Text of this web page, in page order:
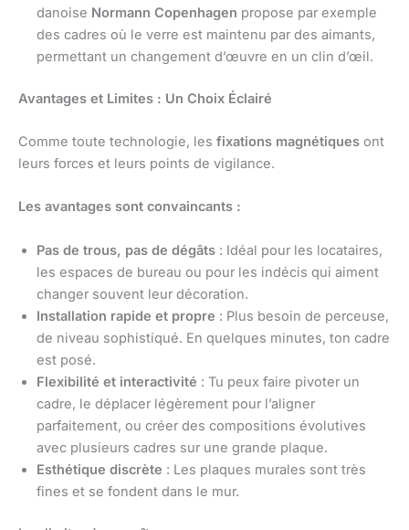
danoise Normann Copenhagen propose par exemple
des cadres où le verre est maintenu par des aimants,
permettant un changement d’œuvre en un clin d’œil.
Avantages et Limites : Un Choix Éclairé
Comme toute technologie, les fixations magnétiques ont
leurs forces et leurs points de vigilance.
Les avantages sont convaincants :
Pas de trous, pas de dégâts : Idéal pour les locataires,
les espaces de bureau ou pour les indécis qui aiment
changer souvent leur décoration.
Installation rapide et propre : Plus besoin de perceuse,
de niveau sophistiqué. En quelques minutes, ton cadre
est posé.
Flexibilité et interactivité : Tu peux faire pivoter un
cadre, le déplacer légèrement pour l’aligner
parfaitement, ou créer des compositions évolutives
avec plusieurs cadres sur une grande plaque.
Esthétique discrète : Les plaques murales sont très
fines et se fondent dans le mur.